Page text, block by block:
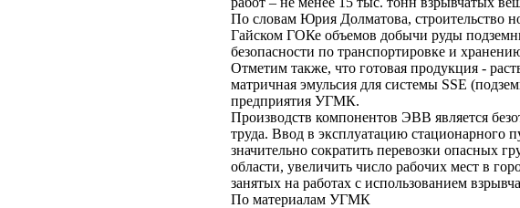
По словам Юрия Долматова, строительство
Гайском ГОКе объемов добычи руды
безопасности по транспортировке и
Отметим также, что готовая продукция -
матричная эмульсия для системы SSE
предприятия УГМК.
Производств компонентов ЭВВ является
труда. Ввод в эксплуатацию стационарного
значительно сократить перевозки опасных
области, увеличить число рабочих мест в
занятых на работах с использованием
По материалам УГМК